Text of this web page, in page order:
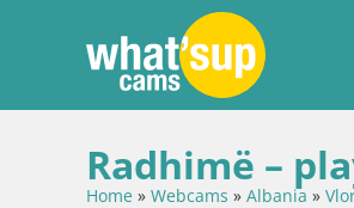
Radhimë –
Home » Webcams » Albania »